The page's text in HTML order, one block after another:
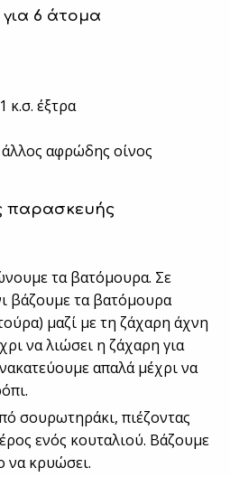
για 6 άτομα
κ.σ. έξτρα
αφρώδης οίνος
παρασκευής
τα βατόμουρα. Σε
βάζουμε τα βατόμουρα
μαζί με τη ζάχαρη άχνη
να λιώσει η ζάχαρη για
απαλά μέχρι να
σουρωτηράκι, πιέζοντας
ενός κουταλιού. Βάζουμε
να κρυώσει.